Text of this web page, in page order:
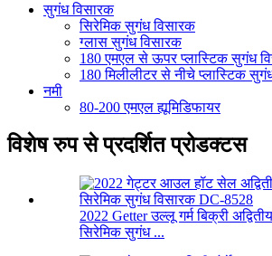
सुगंध विसारक
सिरेमिक सुगंध विसारक
ग्लास सुगंध विसारक
180 एमएल से ऊपर प्लास्टिक सुगंध
180 मिलीलीटर से नीचे प्लास्टिक
नमी
80-200 एमएल ह्यूमिडिफायर
विशेष रुप से प्रदर्शित प्रोडक्टस
2022 Getter उल्लू गर्म बिक्री
सिरेमिक सुगंध ...